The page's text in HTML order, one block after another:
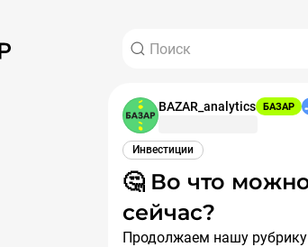
BAZAR_analytics БАЗАР
Инвестиции
🤔 Во что можно вложить деньги прямо
сейчас?
Продолжаем нашу рубрику